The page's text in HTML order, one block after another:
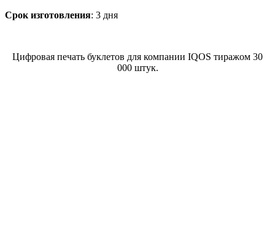
Срок изготовления: 3 дня
Цифровая печать буклетов для компании IQOS тиражом 30
000 штук.